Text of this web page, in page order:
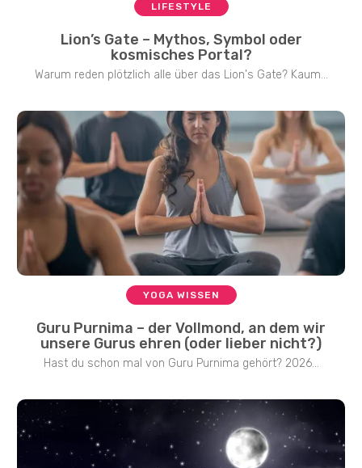
LIFESTYLE
Lion’s Gate – Mythos, Symbol oder
kosmisches Portal?
Warum reden plötzlich alle über das Lion's Gate? Kaum...
YOGA WISSEN
Guru Purnima – der Vollmond, an dem wir
unsere Gurus ehren (oder lieber nicht?)
Hast du schon mal von Guru Purnima gehört? 2026...